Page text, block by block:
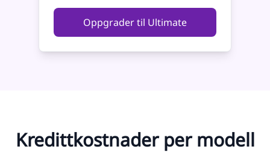
Oppgrader til Ultimate
Kredittkostnader per modell